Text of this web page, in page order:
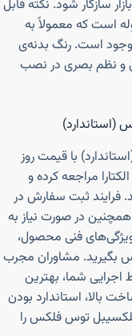
سازگار شود. نکته قابل
است که معمولاً به
متری در بازار موجود است. رنگ بدنه‌ی
و نظم بصری در نصب
۱۱ توس فلکس (استاندارد) با قیمت روز
الکتارا مراجعه کرده و
ثبت سفارش در
در صورت نیاز به
فنی محصول،
بگیرید. مشاوران مجرب
اجرایی شما، بهترین
بالا، استاندارد بودن
توس فلکس را